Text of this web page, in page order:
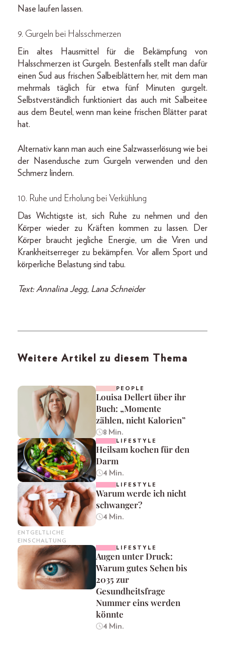
Nase laufen lassen.
9. Gurgeln bei Halsschmerzen
Ein altes Hausmittel für die Bekämpfung von
Halsschmerzen ist Gurgeln. Bestenfalls stellt man dafür
einen Sud aus frischen Salbeiblättern her, mit dem man
mehrmals täglich für etwa fünf Minuten gurgelt.
Selbstverständlich funktioniert das auch mit Salbeitee
aus dem Beutel, wenn man keine frischen Blätter parat
hat.
Alternativ kann man auch eine Salzwasserlösung wie bei
der Nasendusche zum Gurgeln verwenden und den
Schmerz lindern.
10. Ruhe und Erholung bei Verkühlung
Das Wichtigste ist, sich Ruhe zu nehmen und den
Körper wieder zu Kräften kommen zu lassen. Der
Körper braucht jegliche Energie, um die Viren und
Krankheitserreger zu bekämpfen. Vor allem Sport und
körperliche Belastung sind tabu.
Text: Annalina Jegg, Lana Schneider
Weitere Artikel zu diesem Thema
PEOPLE
Louisa Dellert über ihr
Buch: „Momente
zählen, nicht Kalorien”
8 Min.
LIFESTYLE
Heilsam kochen für den
Darm
4 Min.
ENTGELTLICHE
EINSCHALTUNG
LIFESTYLE
Warum werde ich nicht
schwanger?
4 Min.
LIFESTYLE
Augen unter Druck:
Warum gutes Sehen bis
2035 zur
Gesundheitsfrage
Nummer eins werden
könnte
4 Min.